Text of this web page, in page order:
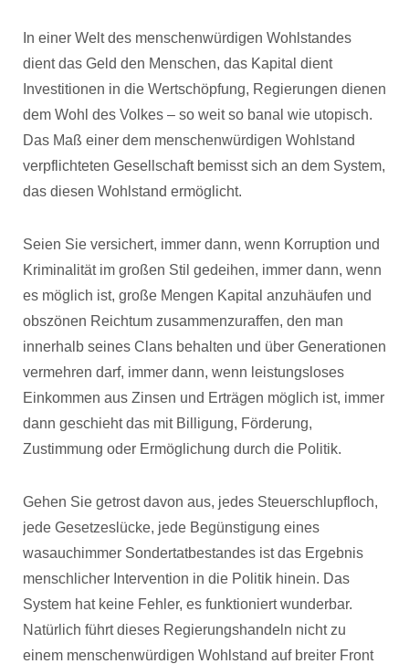
In einer Welt des menschenwürdigen Wohlstandes
dient das Geld den Menschen, das Kapital dient
Investitionen in die Wertschöpfung, Regierungen dienen
dem Wohl des Volkes – so weit so banal wie utopisch.
Das Maß einer dem menschenwürdigen Wohlstand
verpflichteten Gesellschaft bemisst sich an dem System,
das diesen Wohlstand ermöglicht.
Seien Sie versichert, immer dann, wenn Korruption und
Kriminalität im großen Stil gedeihen, immer dann, wenn
es möglich ist, große Mengen Kapital anzuhäufen und
obszönen Reichtum zusammenzuraffen, den man
innerhalb seines Clans behalten und über Generationen
vermehren darf, immer dann, wenn leistungsloses
Einkommen aus Zinsen und Erträgen möglich ist, immer
dann geschieht das mit Billigung, Förderung,
Zustimmung oder Ermöglichung durch die Politik.
Gehen Sie getrost davon aus, jedes Steuerschlupfloch,
jede Gesetzeslücke, jede Begünstigung eines
wasauchimmer Sondertatbestandes ist das Ergebnis
menschlicher Intervention in die Politik hinein. Das
System hat keine Fehler, es funktioniert wunderbar.
Natürlich führt dieses Regierungshandeln nicht zu
einem menschenwürdigen Wohlstand auf breiter Front